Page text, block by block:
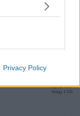
Privacy Policy
vara Leica som
enklare i plast
Reg: Apr 2017
Inlägg: 1 124